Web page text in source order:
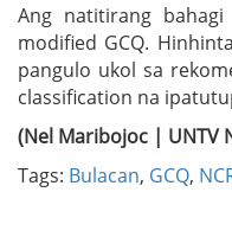
Ang natitirang
modified GCQ.
pangulo ukol sa
classification na
(Nel Maribojoc | UNTV
Tags: Bulacan, GCQ,